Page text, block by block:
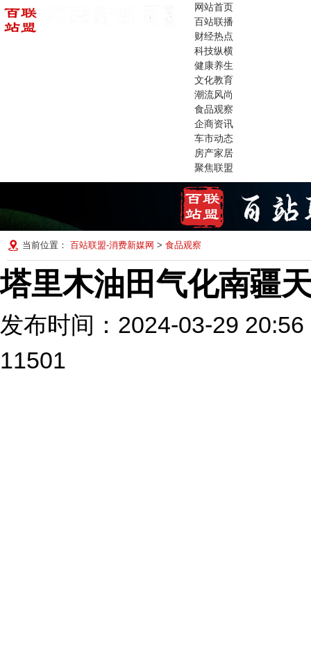
网站首页
百站联播
财经热点
科技纵横
健康养生
文化教育
潮流风尚
食品观察
企商资讯
车市动态
房产家居
聚焦联盟
当前位置： 百站联盟-消费新媒网 > 食品观察
塔里木油田气化南疆
发布时间：2024-03-29
11501